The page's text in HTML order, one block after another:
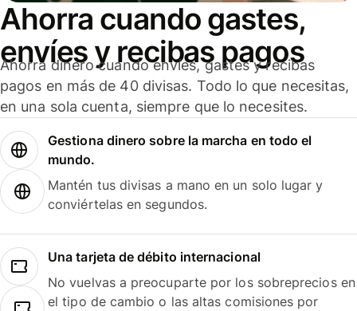
Ahorra cuando gastes,
envíes y recibas pagos
Ahorra dinero cuando envíes, gastes y recibas
pagos en más de 40 divisas. Todo lo que necesitas,
en una sola cuenta, siempre que lo necesites.
Gestiona dinero sobre la marcha en todo el
mundo.
Mantén tus divisas a mano en un solo lugar y
conviértelas en segundos.
Una tarjeta de débito internacional
No vuelvas a preocuparte por los sobreprecios en
el tipo de cambio o las altas comisiones por